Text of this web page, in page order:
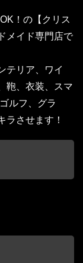
！の【クリス
メイド専門店で
テリア、ワイ
鞄、衣装、スマ
ルフ、グラ
ラさせます！